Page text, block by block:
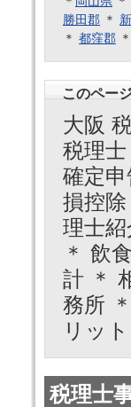
勝田郡 ＊
＊ 都窪郡 ＊
このペー
大阪
税理
確定
損控
理士
＊ 飲
計 ＊
務所
リッ
税理士